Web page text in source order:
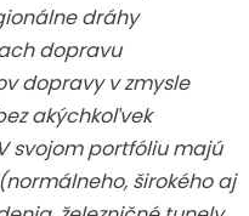
dráhy
dopravu
dopravy v zmysle
akýchkoľvek
svojom portfóliu majú
širokého aj